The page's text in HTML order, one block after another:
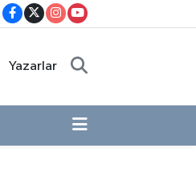
Yazarlar